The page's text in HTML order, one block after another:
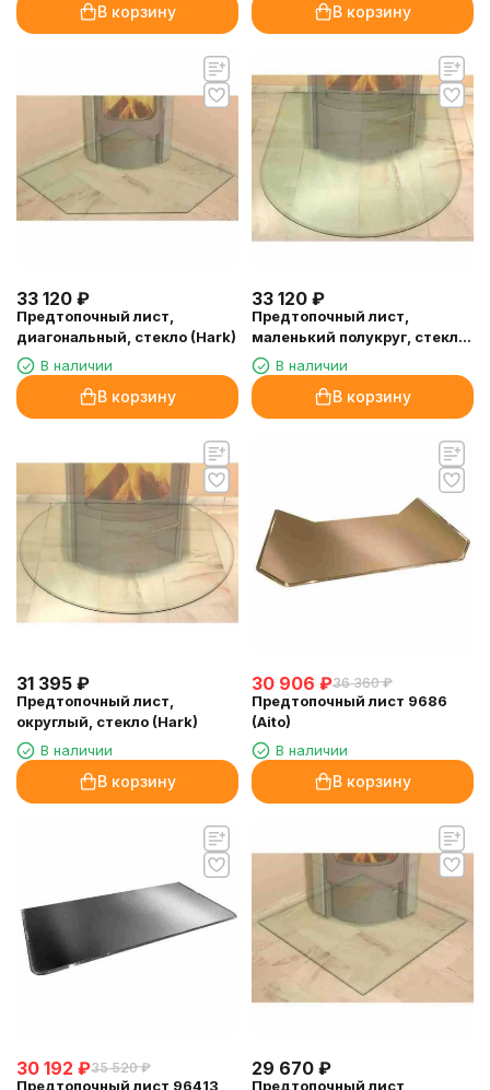
В корзину В корзину
33 120 ₽
Предтопочный лист,
диагональный, стекло (Hark)
В наличии
В корзину
33 120 ₽
Предтопочный лист,
маленький полукруг, стекло
(Hark)В наличии
В корзину
31 395 ₽
Предтопочный лист,
округлый, стекло (Hark)
В наличии
В корзину
30 906 ₽36 360 ₽
Предтопочный лист 9686
(Aito)
В наличии
В корзину
30 192 ₽35 520 ₽
Предтопочный лист 96413
29 670 ₽
Предтопочный лист,